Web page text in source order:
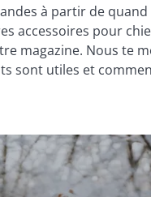
à partir de quand
accessoires pour
magazine. Nous te
sont utiles et